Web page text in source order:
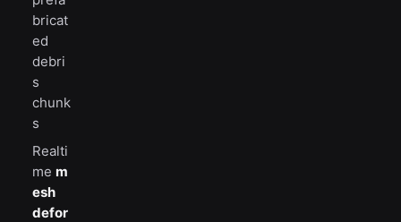
bricat
ed
debri
s
chunk
s
Realti
me m
esh
defor